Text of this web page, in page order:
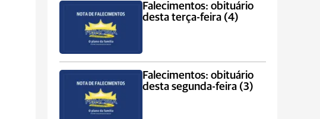
Falecimentos: obituário
desta terça-feira (4)
Falecimentos: obituário
desta segunda-feira (3)